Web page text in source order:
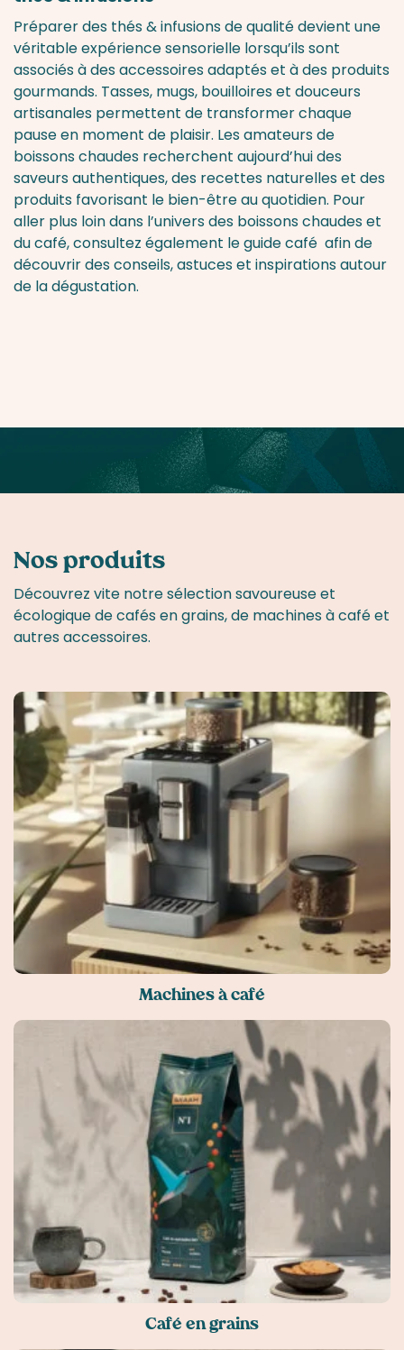
Préparer des thés & infusions de qualité devient une
véritable expérience sensorielle lorsqu’ils sont
associés à des accessoires adaptés et à des produits
gourmands. Tasses, mugs, bouilloires et douceurs
artisanales permettent de transformer chaque
pause en moment de plaisir. Les amateurs de
boissons chaudes recherchent aujourd’hui des
saveurs authentiques, des recettes naturelles et des
produits favorisant le bien-être au quotidien. Pour
aller plus loin dans l’univers des boissons chaudes et
du café, consultez également leguide café afin de
découvrir des conseils, astuces et inspirations autour
de la dégustation.
Nos produits
Découvrez vite notre sélection savoureuse et
écologique de cafés en grains, de machines à café et
autres accessoires.
Machines à café
Café en grains